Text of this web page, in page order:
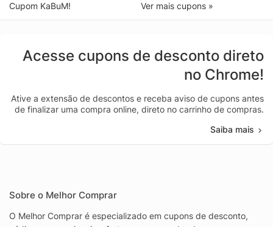
Cupom KaBuM!
Ver mais cupons »
Acesse cupons de desconto direto
no Chrome!
Ative a extensão de descontos e receba aviso de cupons antes
de finalizar uma compra online, direto no carrinho de compras.
Saiba mais
Sobre o Melhor Comprar
O Melhor Comprar é especializado em cupons de desconto,